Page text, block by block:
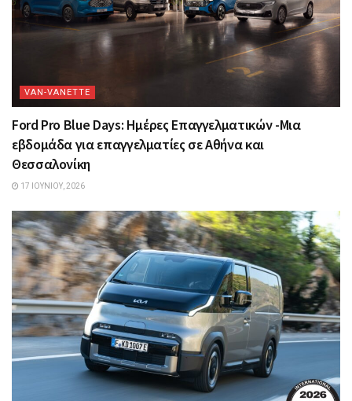
VAN-VANETTΕ
Ford Pro Blue Days: Ημέρες Επαγγελματικών -Μια
εβδομάδα για επαγγελματίες σε Αθήνα και
Θεσσαλονίκη
17 ΙΟΥΝΊΟΥ, 2026